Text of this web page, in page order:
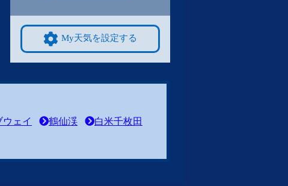
My天気を設定する
ェイ 鶴仙渓
白米千枚田